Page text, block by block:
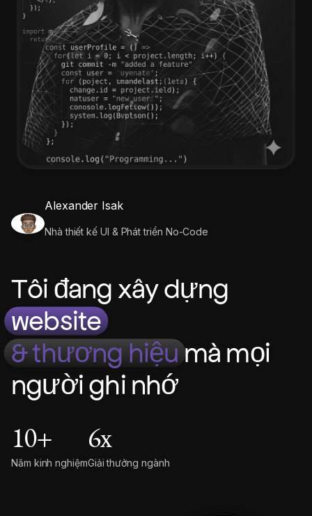
Alexander Isak
Nhà thiết kế UI & Phát triển No-Code
Tôi đang xây dựng
website
& thương hiệumà mọi
người ghi nhớ
10+
Năm kinh nghiệm
6x
Giải thưởng ngành